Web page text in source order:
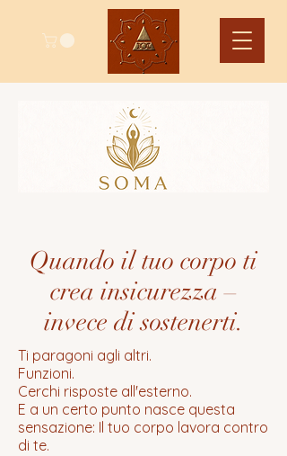
Quando il tuo corpo ti
crea insicurezza –
invece di sostenerti.
Ti paragoni agli altri.
Funzioni.
Cerchi risposte all'esterno.
E a un certo punto nasce questa
sensazione: Il tuo corpo lavora contro
di te.